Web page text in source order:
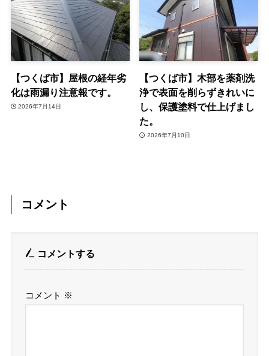
【つくば市】屋根の経年劣
化は雨漏り注意報です。
2026年7月14日
【つくば市】木部を薬剤洗
浄で表面を削らずきれいに
し、保護塗料で仕上げまし
た。
2026年7月10日
コメント
コメントする
コメント ※